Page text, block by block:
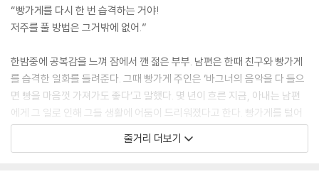
“빵가게를 다시 한 번 습격하는 거야!
저주를 풀 방법은 그거밖에 없어.”
한밤중에 공복감을 느껴 잠에서 깬 젊은 부부. 남편은 한때 친구와 빵가게
를 습격한 일화를 들려준다. 그때 빵가게 주인은 ‘바그너의 음악을 다 들으
면 빵을 마음껏 가져가도 좋다’고 말했다. 몇 년이 흐른 지금, 아내는 남편
에게 그 일로 인해 그들 생활에 어둠이 드리워졌다고 한다. 빵가게를 털어
야만 그 저주를 풀 수 있다는 것이다. 그렇듯 수수께끼 같은 대화의 끝에 두
사람은 한밤중의 도쿄를 운전하며 습격할 만한 빵가게를 찾기 시작한다.
줄거리 더보기